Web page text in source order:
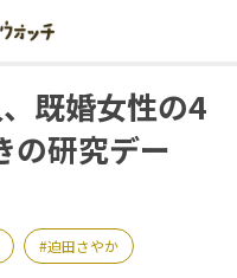
既婚女性の4
の研究デー
迫田さやか